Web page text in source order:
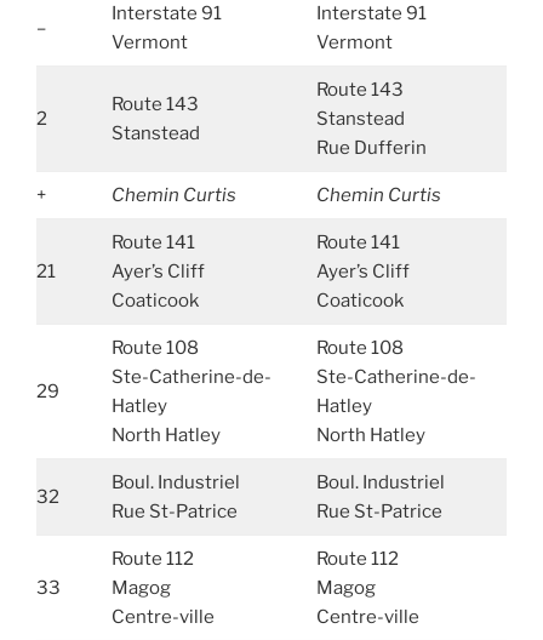
–
Interstate 91
Vermont
Interstate 91
Vermont
2
Route 143
Stanstead
Route 143
Stanstead
Rue Dufferin
+ Chemin Curtis Chemin Curtis
21
Route 141
Ayer’s Cliff
Coaticook
Route 141
Ayer’s Cliff
Coaticook
29
Route 108
Ste-Catherine-de-
Hatley
North Hatley
Route 108
Ste-Catherine-de-
Hatley
North Hatley
32
Boul. Industriel
Rue St-Patrice
Boul. Industriel
Rue St-Patrice
33
Route 112
Magog
Centre-ville
Route 112
Magog
Centre-ville